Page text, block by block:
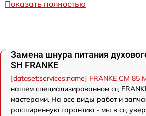
Показать полностью
Замена шнура питания
SH FRANKE
[dataset:services:name] FRANKE CM 85
нашем специализированном сц
мастерами. На все виды работ и
расширенную гарантию - мы в сц